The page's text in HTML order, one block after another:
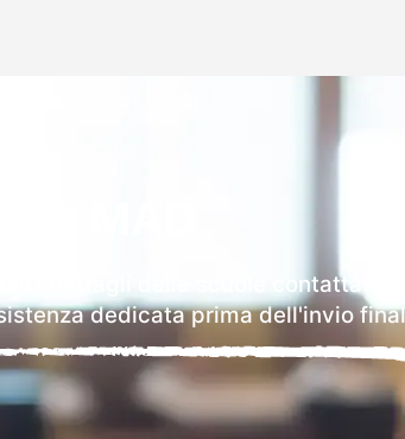
MAD
i dettagli delle scuole contattate.
dedicata prima dell'invio